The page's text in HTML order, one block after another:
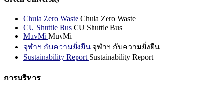
Chula Zero Waste Chula Zero Waste
CU Shuttle Bus CU Shuttle Bus
MuvMi MuvMi
จุฬาฯ กับความยั่งยืน จุฬาฯ กับความยั่งยืน
Sustainability Report Sustainability Report
การบริหาร